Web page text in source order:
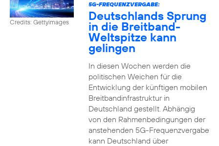
Credits: Gettyimages
5G-FREQUENZVERGABE:
Deutschlands Sprung
in die Breitband-
Weltspitze kann
gelingen
In diesen Wochen werden die
politischen Weichen für die
Entwicklung der künftigen mobilen
Breitbandinfrastruktur in
Deutschland gestellt. Abhängig
von den Rahmenbedingungen der
anstehenden 5G-Frequenzvergabe
kann Deutschland über